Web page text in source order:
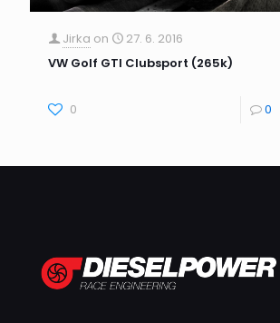
Jirka on
27. 6. 2016
VW Golf GTI Clubsport (265k)
0 0